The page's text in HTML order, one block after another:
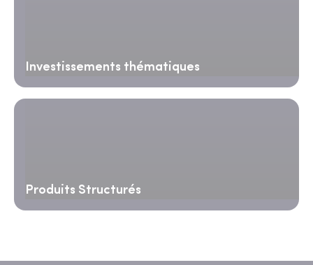
Investissements thématiques
Produits Structurés